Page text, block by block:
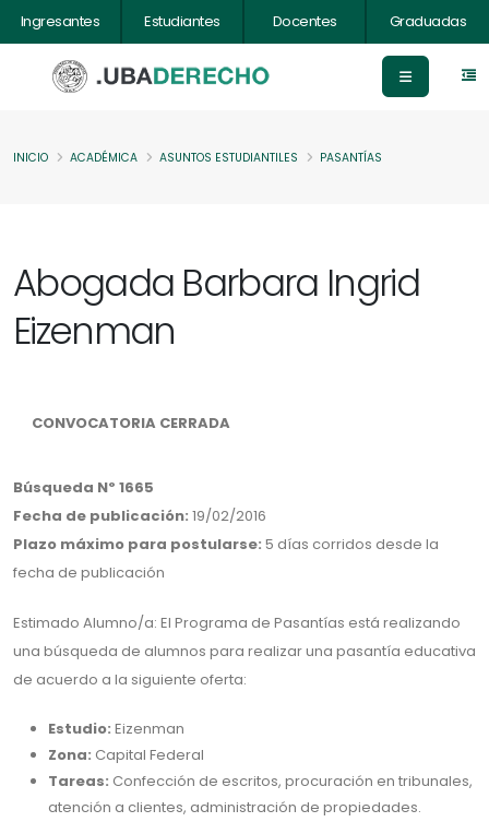
Ingresantes Estudiantes Docentes Graduadas
INICIO ACADÉMICA ASUNTOS ESTUDIANTILES PASANTÍAS
Abogada Barbara Ingrid
Eizenman
CONVOCATORIA CERRADA
Búsqueda Nº 1665
Fecha de publicación: 19/02/2016
Plazo máximo para postularse: 5 días corridos desde la
fecha de publicación
Estimado Alumno/a: El Programa de Pasantías está realizando
una búsqueda de alumnos para realizar una pasantía educativa
de acuerdo a la siguiente oferta:
Estudio: Eizenman
Zona: Capital Federal
Tareas: Confección de escritos, procuración en tribunales,
atención a clientes, administración de propiedades.